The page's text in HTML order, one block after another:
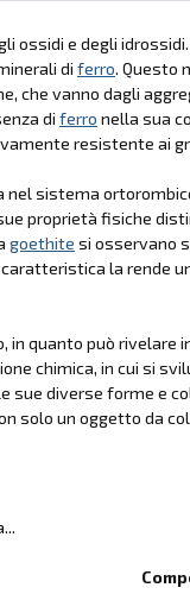
ossidi e degli
di ferro. Questo
che vanno dagli
di ferro nella sua
resistente ai
nel sistema
proprietà fisiche
goethite si osservano
la rende
in quanto può
chimica, in cui si
sue diverse forme e
solo un oggetto da